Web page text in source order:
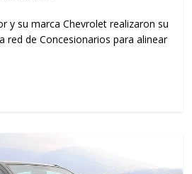
y su marca Chevrolet realizaron su
red de Concesionarios para alinear